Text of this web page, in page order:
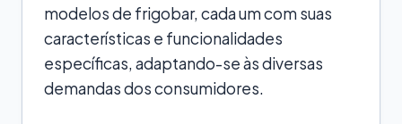
modelos de frigobar, cada um com suas
características e funcionalidades
específicas, adaptando-se às diversas
demandas dos consumidores.